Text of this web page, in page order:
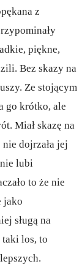
z
piękne,
Bez skazy na
Ze stojącym
go krótko, ale
Miał skazę na
dojrzała jej
nie lubi
to że nie
jako
sługą na
taki los, to